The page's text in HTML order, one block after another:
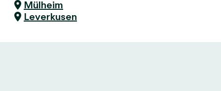
Mülheim
Leverkusen